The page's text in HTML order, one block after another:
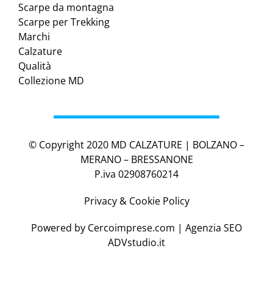
Scarpe da montagna
Scarpe per Trekking
Marchi
Calzature
Qualità
Collezione MD
© Copyright 2020 MD CALZATURE | BOLZANO –
MERANO – BRESSANONE
P.iva 02908760214
Privacy & Cookie Policy
Powered by Cercoimprese.com | Agenzia SEO
ADVstudio.it